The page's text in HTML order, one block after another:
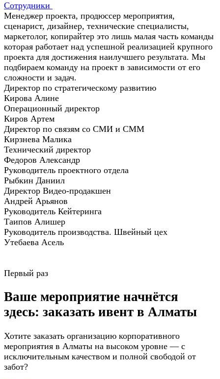
Сотрудники
Менеджер проекта, продюссер мероприятия,
сценарист, дизайнер, технические специалисты,
маркетолог, копирайтер это лишь малая часть команды
которая работает над успешной реализацией крупного
проекта для достижения наилучшего результата. Мы
подбираем команду на проект в зависимости от его
сложности и задач.
Директор по стратегическому развитию
Кирова Алине
Операционный директор
Киров Артем
Директор по связям со СМИ и СММ
Кирзнева Малика
Технический директор
Федоров Александр
Руководитель проектного отдела
Рыбкин Даниил
Директор Видео-продакшен
Андрей Арьянов
Руководитель Кейтеринга
Таипов Алишер
Руководитель производства. Швейный цех
Утебаева Асель
Первый раз
Ваше мероприятие начнётся
здесь: заказать ивент в Алматы
Хотите заказать организацию корпоративного
мероприятия в Алматы на высоком уровне — с
исключительным качеством и полной свободой от
забот?